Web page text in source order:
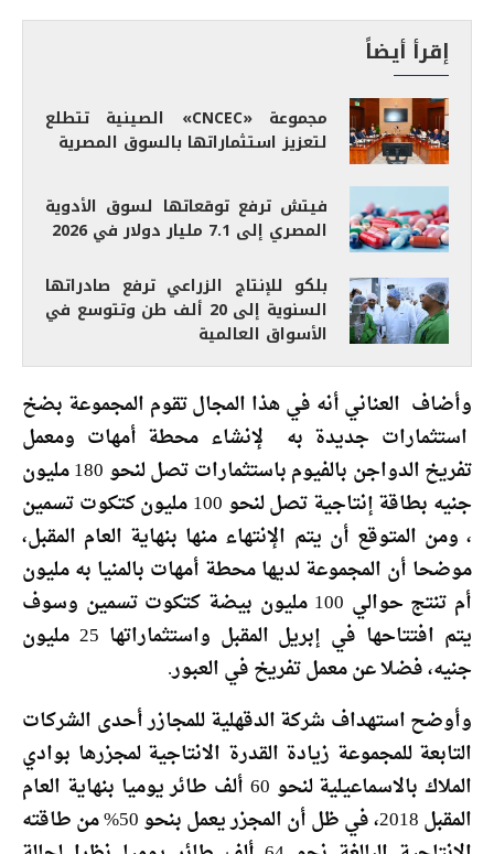
إقرأ أيضاً
مجموعة «CNCEC» الصينية تتطلع
لتعزيز استثماراتها بالسوق المصرية
فيتش ترفع توقعاتها لسوق الأدوية
المصري إلى 7.1 مليار دولار في 2026
بلكو للإنتاج الزراعي ترفع صادراتها
السنوية إلى 20 ألف طن وتتوسع في
الأسواق العالمية
وأضاف العناني أنه في هذا المجال تقوم المجموعة بضخ
استثمارات جديدة به لإنشاء محطة أمهات ومعمل
تفريخ الدواجن بالفيوم باستثمارات تصل لنحو 180 مليون
جنيه بطاقة إنتاجية تصل لنحو 100 مليون كتكوت تسمين
، ومن المتوقع أن يتم الإنتهاء منها بنهاية العام المقبل،
موضحا أن المجموعة لديها محطة أمهات بالمنيا به مليون
أم تنتج حوالي 100 مليون بيضة كتكوت تسمين وسوف
يتم افتتاحها في إبريل المقبل واستثماراتها 25 مليون
جنيه، فضلا عن معمل تفريخ في العبور.
وأوضح استهداف شركة الدقهلية للمجازر أحدى الشركات
التابعة للمجموعة زيادة القدرة الانتاجية لمجزرها بوادي
الملاك بالاسماعيلية لنحو 60 ألف طائر يوميا بنهاية العام
المقبل 2018، في ظل أن المجزر يعمل بنحو 50% من طاقته